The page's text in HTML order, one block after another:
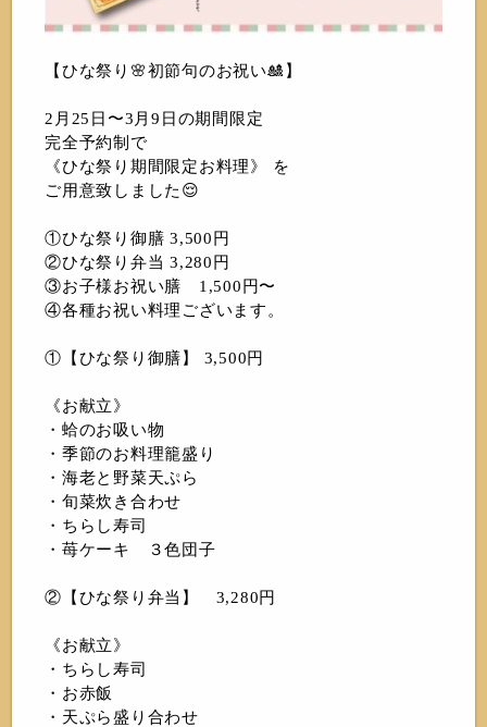
【ひな祭り🌸初節句のお祝い🎎】
2月25日〜3月9日の期間限定
完全予約制で
《ひな祭り期間限定お料理》 を
ご用意致しました😌
①ひな祭り御膳 3,500円
②ひな祭り弁当 3,280円
③お子様お祝い膳 1,500円〜
④各種お祝い料理ございます。
①【ひな祭り御膳】 3,500円
《お献立》
・蛤のお吸い物
・季節のお料理籠盛り
・海老と野菜天ぷら
・旬菜炊き合わせ
・ちらし寿司
・苺ケーキ ３色団子
②【ひな祭り弁当】 3,280円
《お献立》
・ちらし寿司
・お赤飯
・天ぷら盛り合わせ